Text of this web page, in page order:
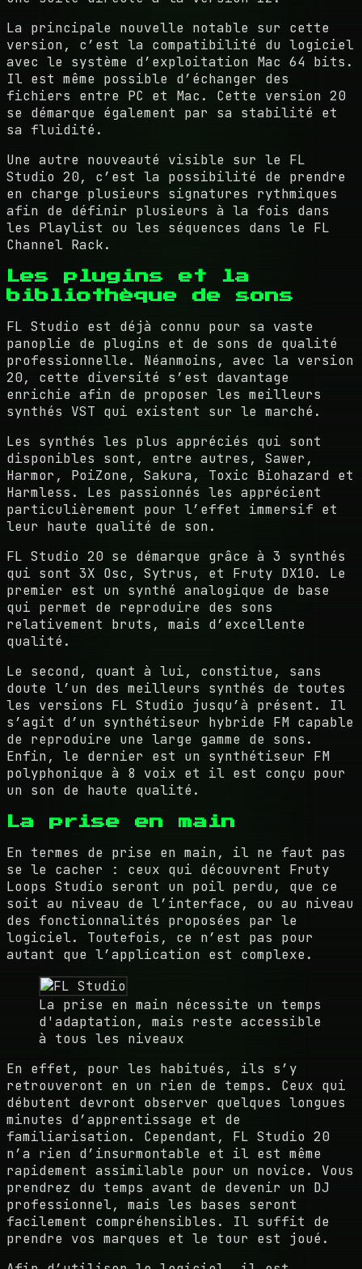
La principale nouvelle notable sur cette
version, c’est la compatibilité du logiciel
avec le système d’exploitation Mac 64 bits.
Il est même possible d’échanger des
fichiers entre PC et Mac. Cette version 20
se démarque également par sa stabilité et
sa fluidité.
Une autre nouveauté visible sur le FL
Studio 20, c’est la possibilité de prendre
en charge plusieurs signatures rythmiques
afin de définir plusieurs à la fois dans
les Playlist ou les séquences dans le FL
Channel Rack.
Les plugins et la
bibliothèque de sons
FL Studio est déjà connu pour sa vaste
panoplie de plugins et de sons de qualité
professionnelle. Néanmoins, avec la version
20, cette diversité s’est davantage
enrichie afin de proposer les meilleurs
synthés VST qui existent sur le marché.
Les synthés les plus appréciés qui sont
disponibles sont, entre autres, Sawer,
Harmor, PoiZone, Sakura, Toxic Biohazard et
Harmless. Les passionnés les apprécient
particulièrement pour l’effet immersif et
leur haute qualité de son.
FL Studio 20 se démarque grâce à 3 synthés
qui sont 3X Osc, Sytrus, et Fruty DX10. Le
premier est un synthé analogique de base
qui permet de reproduire des sons
relativement bruts, mais d’excellente
qualité.
Le second, quant à lui, constitue, sans
doute l’un des meilleurs synthés de toutes
les versions FL Studio jusqu’à présent. Il
s’agit d’un synthétiseur hybride FM capable
de reproduire une large gamme de sons.
Enfin, le dernier est un synthétiseur FM
polyphonique à 8 voix et il est conçu pour
un son de haute qualité.
La prise en main
En termes de prise en main, il ne faut pas
se le cacher : ceux qui découvrent Fruty
Loops Studio seront un poil perdu, que ce
soit au niveau de l’interface, ou au niveau
des fonctionnalités proposées par le
logiciel. Toutefois, ce n’est pas pour
autant que l’application est complexe.
La prise en main nécessite un temps
d'adaptation, mais reste accessible
à tous les niveaux
En effet, pour les habitués, ils s’y
retrouveront en un rien de temps. Ceux qui
débutent devront observer quelques longues
minutes d’apprentissage et de
familiarisation. Cependant, FL Studio 20
n’a rien d’insurmontable et il est même
rapidement assimilable pour un novice. Vous
prendrez du temps avant de devenir un DJ
professionnel, mais les bases seront
facilement compréhensibles. Il suffit de
prendre vos marques et le tour est joué.